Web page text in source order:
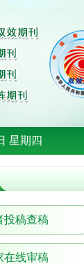
星期四
投稿查稿
在线审稿